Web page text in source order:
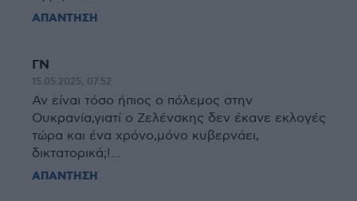
ΑΠΑΝΤΗΣΗ
ΓΝ
15.05.2025, 07:52
Αν είναι τόσο ήπιος ο πόλεμος στην
Ουκρανία,γιατί ο Ζελένσκης δεν έκανε εκλογές
τώρα και ένα χρόνο,μόνο κυβερνάει,
δικτατορικά;!...
ΑΠΑΝΤΗΣΗ